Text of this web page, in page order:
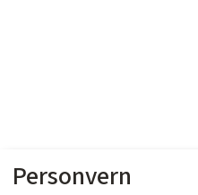
Personvern